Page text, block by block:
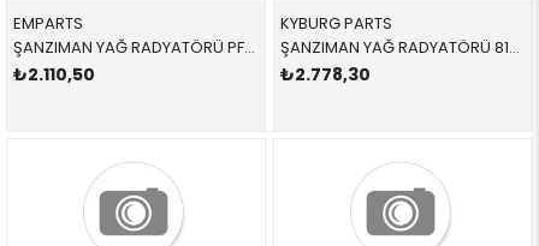
EMPARTS
ŞANZIMAN YAĞ RADYATÖRÜ PFD000020 PFD000020 PFD000020
₺2.110,50
KYBURG PARTS
ŞANZIMAN YAĞ RADYATÖRÜ 818065902 UBC000060 UBC000060
₺2.778,30